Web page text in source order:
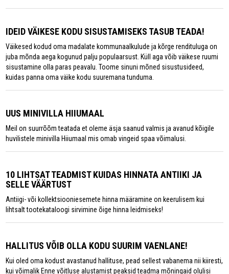
IDEID VÄIKESE KODU SISUSTAMISEKS TASUB TEADA!
Väikesed kodud oma madalate kommunaalkulude ja kõrge rendituluga on
juba mõnda aega kogunud palju populaarsust. Küll aga võib väikese ruumi
sisustamine olla paras peavalu. Toome sinuni mõned sisustusideed,
kuidas panna oma väike kodu suuremana tunduma.
UUS MINIVILLA HIIUMAAL
Meil on suurrõõm teatada et oleme äsja saanud valmis ja avanud kõigile
huvilistele minivilla Hiiumaal mis omab vingeid spaa võimalusi.
10 LIHTSAT TEADMIST KUIDAS HINNATA ANTIIKI JA
SELLE VÄÄRTUST
Antiigi- või kollektsiooniesemete hinna määramine on keerulisem kui
lihtsalt tootekataloogi sirvimine õige hinna leidmiseks!
HALLITUS VÕIB OLLA KODU SUURIM VAENLANE!
Kui oled oma kodust avastanud hallituse, pead sellest vabanema nii kiiresti,
kui võimalik Enne võitluse alustamist peaksid teadma mõningaid olulisi